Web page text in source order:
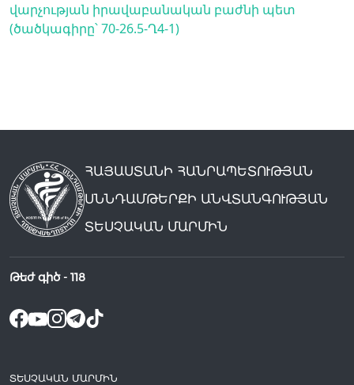
վարչության իրավաբանական բաժնի պետ
(ծածկագիրը՝ 70-26.5-Ղ4-1)
ՀԱՅԱՍՏԱՆԻ ՀԱՆՐԱՊԵՏՈՒԹՅԱՆ
ՍՆՆԴԱՄԹԵՐՔԻ ԱՆՎՏԱՆԳՈՒԹՅԱՆ
ՏԵՍՉԱԿԱՆ ՄԱՐՄԻՆ
Թեժ գիծ - 118
ՏԵՍՉԱԿԱՆ ՄԱՐՄԻՆ